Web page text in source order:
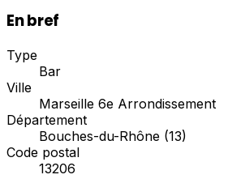
En bref
Type
Bar
Ville
Marseille 6e Arrondissement
Département
Bouches-du-Rhône (13)
Code postal
13206